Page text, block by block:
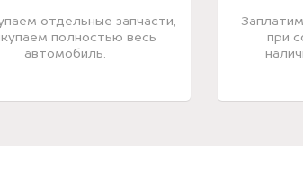
отдельные запчасти,
полностью весь
автомобиль.
при